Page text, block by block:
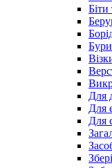
Біти
Для
Для
Для